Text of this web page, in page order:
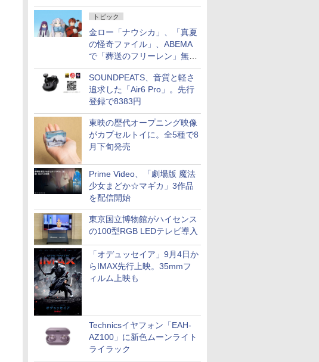
ルフはペア3万円以下
トピック
金ロー「ナウシカ」、「真夏
の怪奇ファイル」、ABEMA
で「葬送のフリーレン」無料
配信など。夏の特番・配信情
報
SOUNDPEATS、音質と軽さ
追求した「Air6 Pro」。先行
登録で8383円
東映の歴代オープニング映像
がカプセルトイに。全5種で8
月下旬発売
Prime Video、「劇場版 魔法
少女まどか☆マギカ」3作品
を配信開始
東京国立博物館がハイセンス
の100型RGB LEDテレビ導入
「オデュッセイア」9月4日か
らIMAX先行上映。35mmフ
ィルム上映も
Technicsイヤフォン「EAH-
AZ100」に新色ムーンライト
ライラック